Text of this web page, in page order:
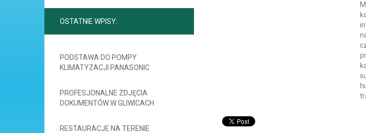
OSTATNIE WPISY:
PODSTAWA DO POMPY
KLIMATYZACJI PANASONIC
PROFESJONALNE ZDJĘCIA
DOKUMENTÓW W GLIWICACH
RESTAURACJE NA TERENIE